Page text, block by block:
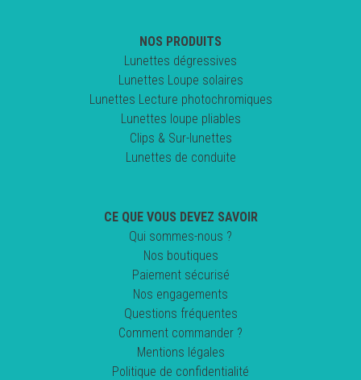
NOS PRODUITS
Lunettes dégressives
Lunettes Loupe solaires
Lunettes Lecture photochromiques
Lunettes loupe pliables
Clips & Sur-lunettes
Lunettes de conduite
CE QUE VOUS DEVEZ SAVOIR
Qui sommes-nous ?
Nos boutiques
Paiement sécurisé
Nos engagements
Questions fréquentes
Comment commander ?
Mentions légales
Politique de confidentialité